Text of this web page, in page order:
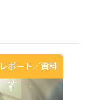
レポート／資料